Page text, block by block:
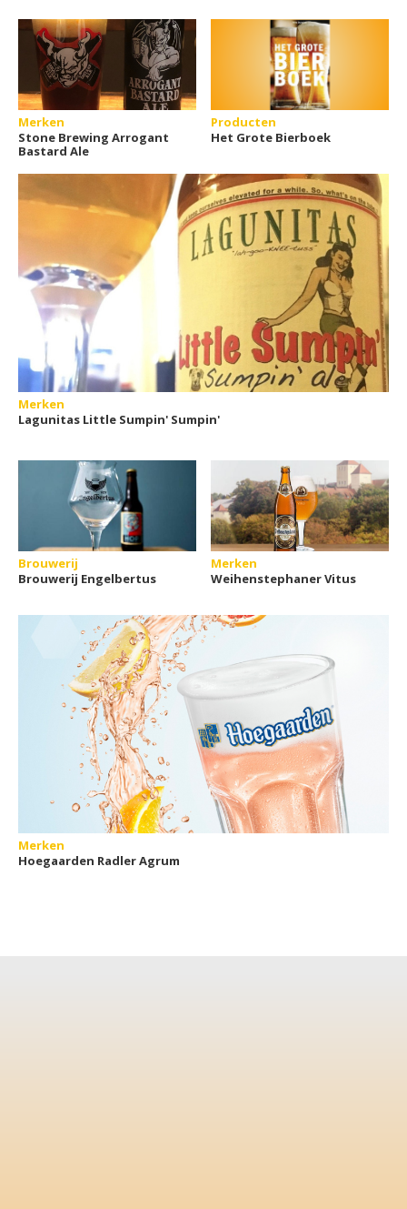
Merken
Stone Brewing Arrogant
Bastard Ale
Producten
Het Grote Bierboek
Merken
Lagunitas Little Sumpin' Sumpin'
Brouwerij
Brouwerij Engelbertus
Merken
Weihenstephaner Vitus
Merken
Hoegaarden Radler Agrum